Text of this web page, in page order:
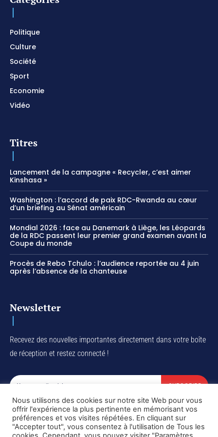
Politique
Culture
Société
Sport
Economie
Vidéo
Titres
Lancement de la campagne « Recycler, c’est aimer
Kinshasa »
Washington : l’accord de paix RDC-Rwanda au cœur
d’un briefing au Sénat américain
Mondial 2026 : face au Danemark à Liège, les Léopards
de la RDC passent leur premier grand examen avant la
Coupe du monde
Procès de Rebo Tchulo : l’audience reportée au 4 juin
après l’absence de la chanteuse
Newsletter
Recevez des nouvelles importantes directement dans votre boîte
de réception et restez connecté !
SUBSCRIBE
I've read and accept thePrivacy Policy.
Nous utilisons des cookies sur notre site Web pour vous
offrir l'expérience la plus pertinente en mémorisant vos
préférences et vos visites répétées. En cliquant sur
"Accepter tout", vous consentez à l'utilisation de Tous les